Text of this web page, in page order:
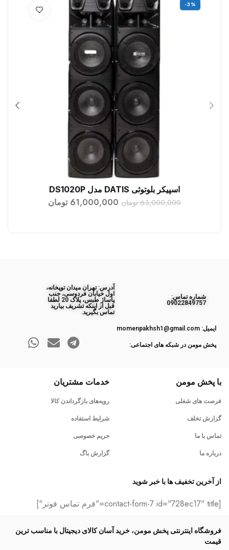
-3%
افزودن به سبد خریداسپیکر بلوتوثی DATIS مدل DS1020P
63,000,000 تومان 61,000,000 تومان
ﺷﻤﺎره ﺗﻤﺎس:
09022849757
آدرس: تهران میدان توپخانه،
اول خیابان فردوسی، جنب
پاساژ طبس، پلاک 20 لطفا
قبل از اینکه تشریف بیارید
تماس بگیرید.
ایمیل: momenpakhsh1@gmail.com
پخش مومن در شبکه های اجتماعی:
با پخش مومن
فرصت های شغلی
گزارش تخلف
تماس با ما
درباره ما
خدمات مشتریان
رویه‌های بازگرداندن کالا
شرایط استفاده
حریم خصوصی
گزارش باگ
از آخرین تخفیف ها با خبر شوید
[contact-form-7 id="728ec17" title="فرم تماس فوتر"]
فروشگاه اینترنتی پخش مومن، خرید آسان کالای دیجیتال با مناسب ترین
قیمت